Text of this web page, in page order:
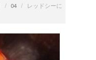
/ 04 /
レッドシーに